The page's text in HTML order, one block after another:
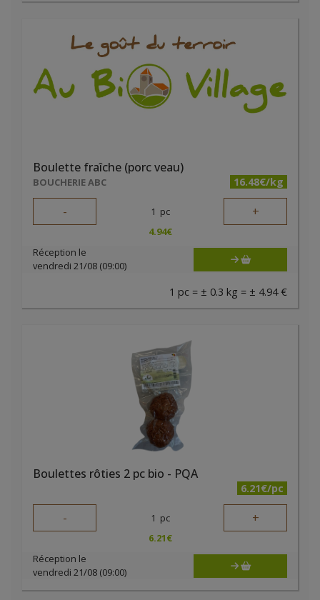
Boulette fraîche (porc veau)
BOUCHERIE ABC 16.48€/kg
- 1 pc +
4.94€
Réception le
vendredi 21/08 (09:00)
1 pc = ± 0.3 kg = ± 4.94 €
Boulettes rôties 2 pc bio - PQA
6.21€/pc
- 1 pc +
6.21€
Réception le
vendredi 21/08 (09:00)